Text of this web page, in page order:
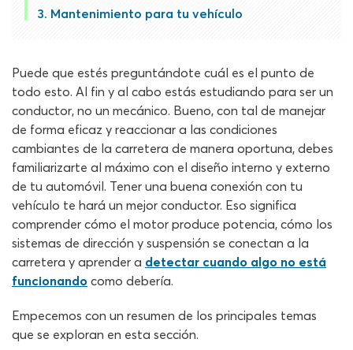
Mantenimiento para tu vehículo
Puede que estés preguntándote cuál es el punto de
todo esto. Al fin y al cabo estás estudiando para ser un
conductor, no un mecánico. Bueno, con tal de manejar
de forma eficaz y reaccionar a las condiciones
cambiantes de la carretera de manera oportuna, debes
familiarizarte al máximo con el diseño interno y externo
de tu automóvil. Tener una buena conexión con tu
vehículo te hará un mejor conductor. Eso significa
comprender cómo el motor produce potencia, cómo los
sistemas de dirección y suspensión se conectan a la
carretera y aprender a detectar cuando algo no está
funcionando como debería.
Empecemos con un resumen de los principales temas
que se exploran en esta sección.